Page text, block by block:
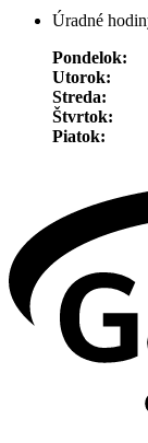
Úradné
Pondelok:
Utorok:
Streda:
Štvrtok:
Piatok: